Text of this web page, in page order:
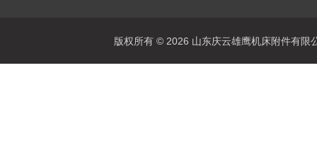
版权所有 © 2026 山东庆云雄鹰机床附件有